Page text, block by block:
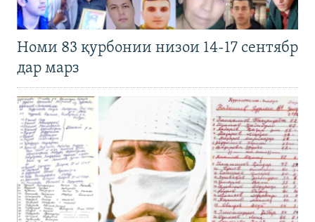
Номи 83 қурбонии низои 14-17 сентябр
дар марз